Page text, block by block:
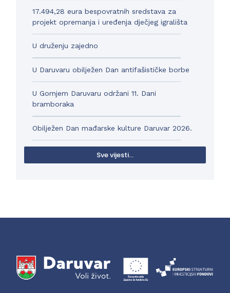
17.494,28 eura bespovratnih sredstava za
projekt opremanja i uređenja dječjeg igrališta
U druženju zajedno
U Daruvaru obilježen Dan antifašističke borbe
U Gornjem Daruvaru održani 11. Dani
bramboraka
Obilježen Dan mađarske kulture Daruvar 2026.
Sve vijesti...